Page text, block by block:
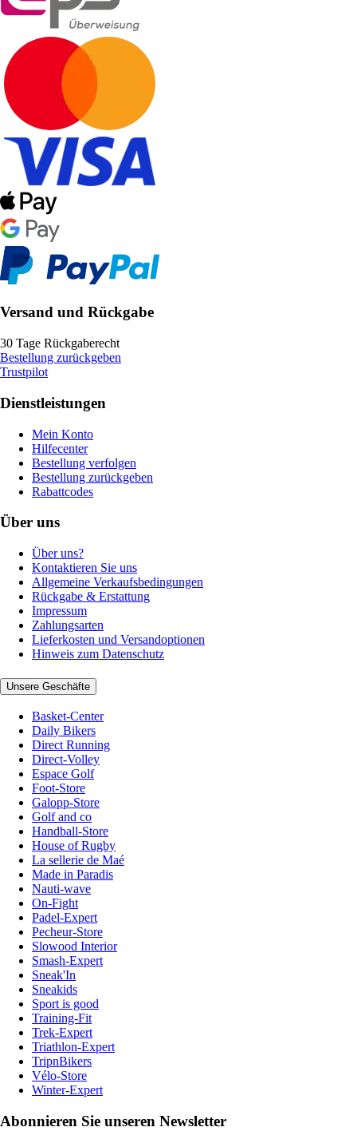
Versand und Rückgabe
30 Tage Rückgaberecht
Bestellung zurückgeben
Trustpilot
Dienstleistungen
Mein Konto
Hilfecenter
Bestellung verfolgen
Bestellung zurückgeben
Rabattcodes
Über uns
Über uns?
Kontaktieren Sie uns
Allgemeine Verkaufsbedingungen
Rückgabe & Erstattung
Impressum
Zahlungsarten
Lieferkosten und Versandoptionen
Hinweis zum Datenschutz
Unsere Geschäfte
Basket-Center
Daily Bikers
Direct Running
Direct-Volley
Espace Golf
Foot-Store
Galopp-Store
Golf and co
Handball-Store
House of Rugby
La sellerie de Maé
Made in Paradis
Nauti-wave
On-Fight
Padel-Expert
Pecheur-Store
Slowood Interior
Smash-Expert
Sneak'In
Sneakids
Sport is good
Training-Fit
Trek-Expert
Triathlon-Expert
TripnBikers
Vélo-Store
Winter-Expert
Abonnieren Sie unseren Newsletter